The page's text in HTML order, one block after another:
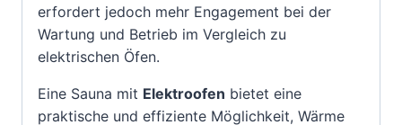
erfordert jedoch mehr Engagement bei der
Wartung und Betrieb im Vergleich zu
elektrischen Öfen.
Eine Sauna mit Elektroofen bietet eine
praktische und effiziente Möglichkeit, Wärme